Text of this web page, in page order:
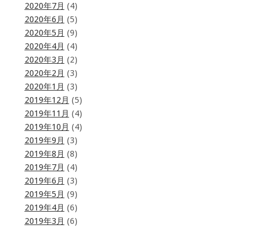
2020年7月 (4)
2020年6月 (5)
2020年5月 (9)
2020年4月 (4)
2020年3月 (2)
2020年2月 (3)
2020年1月 (3)
2019年12月 (5)
2019年11月 (4)
2019年10月 (4)
2019年9月 (3)
2019年8月 (8)
2019年7月 (4)
2019年6月 (3)
2019年5月 (9)
2019年4月 (6)
2019年3月 (6)